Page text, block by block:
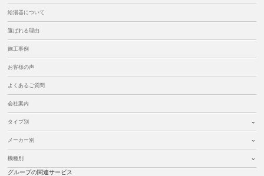
給湯器について
選ばれる理由
施工事例
お客様の声
よくあるご質問
会社案内
タイプ別
メーカー別
機種別
グループの関連サービス